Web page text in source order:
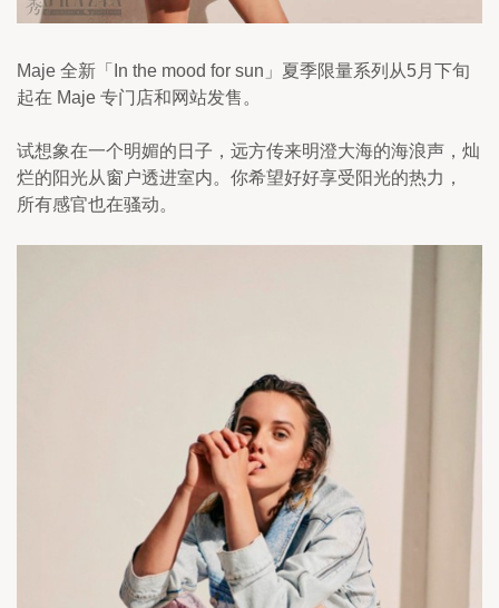
Maje 全新「In the mood for sun」夏季限量系列从5月下旬
起在 Maje 专门店和网站发售。
试想象在一个明媚的日子，远方传来明澄大海的海浪声，灿
烂的阳光从窗户透进室内。你希望好好享受阳光的热力，
所有感官也在骚动。